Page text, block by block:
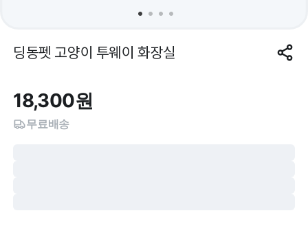
딩동펫 고양이 투웨이 화장실
18,300원
무료배송